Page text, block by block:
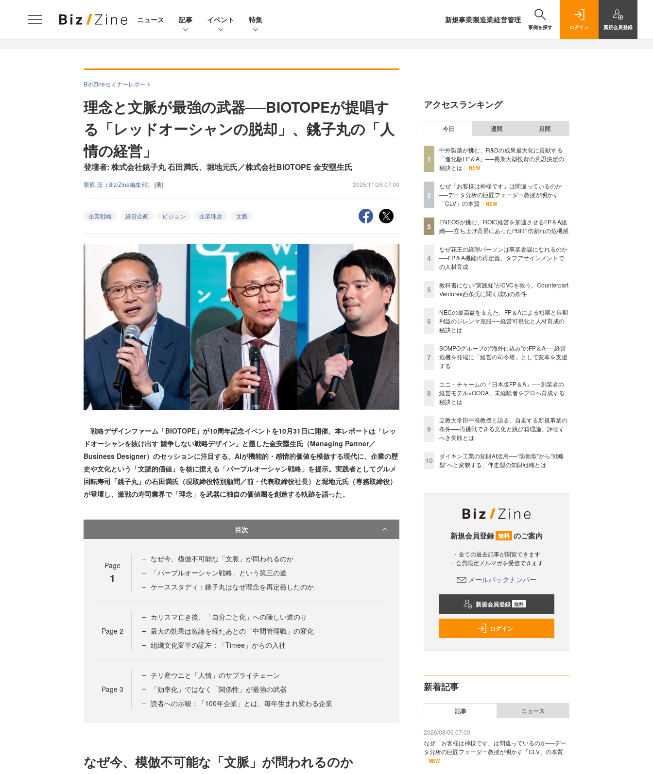
ニュース 記事 イベント 特集 新規事業製造業経営管理
事例を探す ログイン 新規会員登録
Biz/Zineセミナーレポート
理念と文脈が最強の武器──BIOTOPEが提唱す
る「レッドオーシャンの脱却」、銚子丸の「人
情の経営」
登壇者: 株式会社銚子丸 石田満氏、堀地元氏／株式会社BIOTOPE 金安塁生氏
栗原 茂（Biz/Zine編集部） [著] 2025/11/26 07:00
企業戦略 経営企画 ビジョン 企業理念 文脈
戦略デザインファーム「BIOTOPE」が10周年記念イベントを10月31日に開催。本レポートは「レッ
ドオーシャンを抜け出す 競争しない戦略デザイン」と題した金安塁生氏（Managing Partner／
Business Designer）のセッションに注目する。AIが機能的・感情的価値を模倣する現代に、企業の歴
史や文化という「文脈的価値」を核に据える「パープルオーシャン戦略」を提示。実践者としてグルメ
回転寿司「銚子丸」の石田満氏（現取締役特別顧問／前・代表取締役社長）と堀地元氏（専務取締役）
が登壇し、激戦の寿司業界で「理念」を武器に独自の価値圏を創造する軌跡を語った。
目次
Page
1
なぜ今、模倣不可能な「文脈」が問われるのか
「パープルオーシャン戦略」という第三の道
ケーススタディ：銚子丸はなぜ理念を再定義したのか
Page 2
カリスマ亡き後、「自分ごと化」への険しい道のり
最大の効果は激論を経たあとの「中間管理職」の変化
組織文化変革の証左：「Timee」からの入社
Page 3
チリ産ウニと「人情」のサプライチェーン
「効率化」ではなく「関係性」が最強の武器
読者への示唆：「100年企業」とは、毎年生まれ変わる企業
なぜ今、模倣不可能な「文脈」が問われるのか
アクセスランキング
今日 週間 月間
1
中外製薬が挑む、R&Dの成果最大化に貢献する
「進化版FP＆A」──長期大型投資の意思決定の
秘訣とは
NEW
2
なぜ「お客様は神様です」は間違っているのか
──データ分析の巨匠フェーダー教授が明かす
「CLV」の本質
NEW
3
ENEOSが挑む、ROIC経営を加速させるFP＆A組
織──立ち上げ背景にあったPBR1倍割れの危機感
4
なぜ花王の経理パーソンは事業参謀になれるのか
──FP＆A機能の再定義、タフアサインメントで
の人材育成
5
教科書にない“実践知”がCVCを救う。Counterpart
Ventures西条氏に聞く成功の条件
6
NECの最高益を支えた、FP＆Aによる短期と長期
利益のジレンマ克服──経営可視化と人材育成の
秘訣とは
7
SOMPOグループの“海外仕込み”のFP＆A──経営
危機を発端に「経営の司令塔」として変革を支援
する
8
ユニ・チャームの「日本版FP＆A」──創業者の
経営モデル×OODA、未経験者をプロへ育成する
秘訣とは
9
立教大学田中准教授と語る、自走する新規事業の
条件──再挑戦できる文化と跳び箱理論、評価す
べき失敗とは
10
ダイキン工業の知財AI活用──“防衛型”から“戦略
型”へと変貌する、伴走型の知財組織とは
新規会員登録 無料 のご案内
・全ての過去記事が閲覧できます
・会員限定メルマガを受信できます
メールバックナンバー
新規会員登録 無料
ログイン
新着記事
記事 ニュース
2026/08/06 07:00
なぜ「お客様は神様です」は間違っているのか──デー
タ分析の巨匠フェーダー教授が明かす「CLV」の本質
NEW